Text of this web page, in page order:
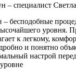
– специалист
бесподобные
уровня.
к легкому,
и понятно
настрой